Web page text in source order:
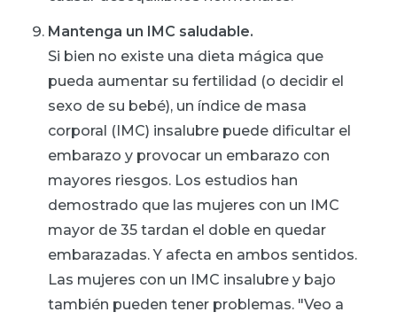
Mantenga un IMC saludable.
Si bien no existe una dieta mágica que
pueda aumentar su fertilidad (o decidir el
sexo de su bebé), un índice de masa
corporal (IMC) insalubre puede dificultar el
embarazo y provocar un embarazo con
mayores riesgos. Los estudios han
demostrado que las mujeres con un IMC
mayor de 35 tardan el doble en quedar
embarazadas. Y afecta en ambos sentidos.
Las mujeres con un IMC insalubre y bajo
también pueden tener problemas. "Veo a